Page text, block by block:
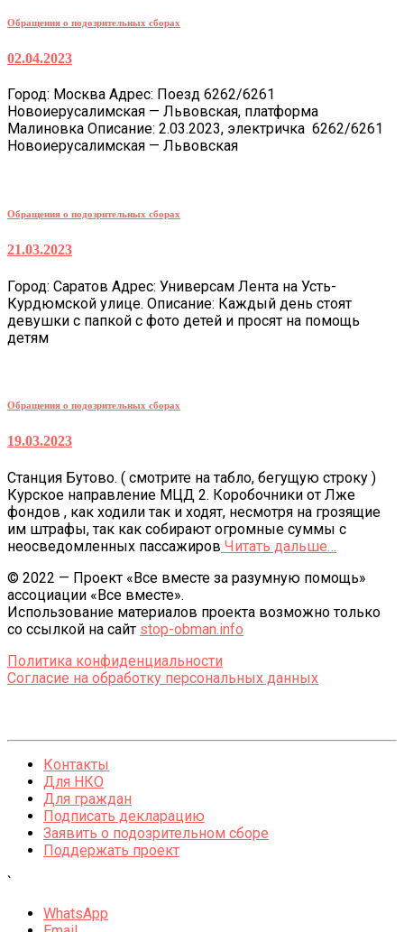
Обращения о подозрительных сборах
02.04.2023
Город: Москва Адрес: Поезд 6262/6261
Новоиерусалимская — Львовская, платформа
Малиновка Описание: 2.03.2023, электричка 6262/6261
Новоиерусалимская — Львовская
Обращения о подозрительных сборах
21.03.2023
Город: Саратов Адрес: Универсам Лента на Усть-
Курдюмской улице. Описание: Каждый день стоят
девушки с папкой с фото детей и просят на помощь
детям
Обращения о подозрительных сборах
19.03.2023
Станция Бутово. ( смотрите на табло, бегущую строку )
Курское направление МЦД 2. Коробочники от Лже
фондов , как ходили так и ходят, несмотря на грозящие
им штрафы, так как собирают огромные суммы с
неосведомленных пассажиров Читать дальше…
© 2022 — Проект «Все вместе за разумную помощь»
ассоциации «Все вместе».
Использование материалов проекта возможно только
со ссылкой на сайт stop-obman.info
Политика конфиденциальности
Согласие на обработку персональных данных
Контакты
Для НКО
Для граждан
Подписать декларацию
Заявить о подозрительном сборе
Поддержать проект
`
WhatsApp